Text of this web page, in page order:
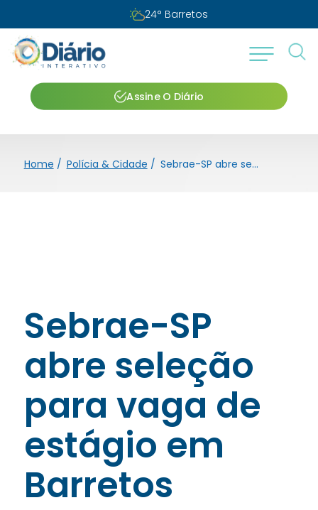
24° Barretos
Assine O Diário
Home / Polícia & Cidade / Sebrae-SP abre seleção para vaga de estágio em Barretos
Sebrae-SP
abre seleção
para vaga de
estágio em
Barretos